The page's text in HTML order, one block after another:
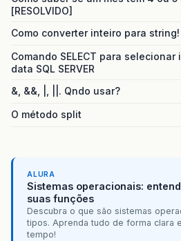
[RESOLVIDO]
Como converter inteiro para string!
Comando SELECT para selecionar
data SQL SERVER
&, &&, |, ||. Qndo usar?
O método split
ALURA
Sistemas operacionais:
suas funções
Descubra o que são sistemas
tipos. Aprenda tudo de forma clara
tempo!